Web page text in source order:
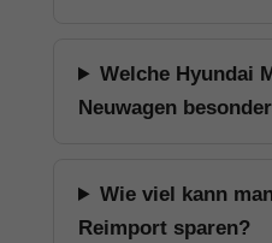
Welche Hyundai
Neuwagen
Wie viel kann
Reimport sparen?